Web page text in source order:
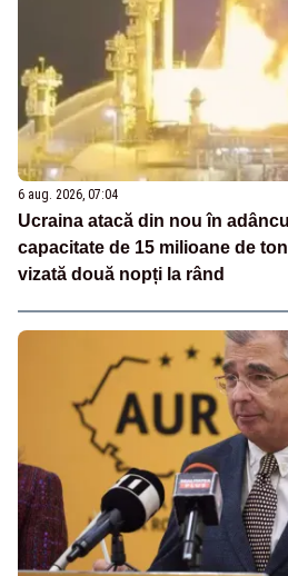
6 aug. 2026, 07:04
Ucraina atacă din nou în
capacitate de 15 milioane de
vizată două nopți la rând